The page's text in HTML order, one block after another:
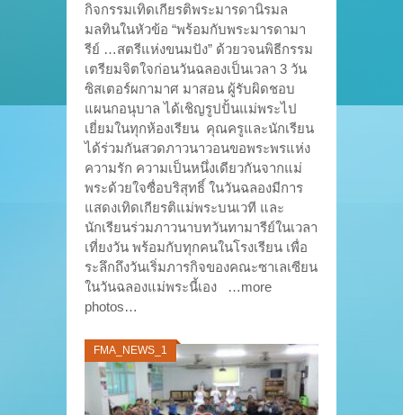
กิจกรรมเทิดเกียรติพระมารดานิรมล
มลทินในหัวข้อ “พร้อมกับพระมารดามา
รีย์ …สตรีแห่งขนมปัง” ด้วยวจนพิธีกรรม
เตรียมจิตใจก่อนวันฉลองเป็นเวลา 3 วัน
ซิสเตอร์ผกามาศ มาสอน ผู้รับผิดชอบ
แผนกอนุบาล ได้เชิญรูปปั้นแม่พระไป
เยี่ยมในทุกห้องเรียน คุณครูและนักเรียน
ได้ร่วมกันสวดภาวนาวอนขอพระพรแห่ง
ความรัก ความเป็นหนึ่งเดียวกันจากแม่
พระด้วยใจซื่อบริสุทธิ์ ในวันฉลองมีการ
แสดงเทิดเกียรติแม่พระบนเวที และ
นักเรียนร่วมภาวนาบทวันทามารีย์ในเวลา
เที่ยงวัน พร้อมกับทุกคนในโรงเรียน เพื่อ
ระลึกถึงวันเริ่มภารกิจของคณะซาเลเซียน
ในวันฉลองแม่พระนี้เอง …more
photos…
FMA_NEWS_1